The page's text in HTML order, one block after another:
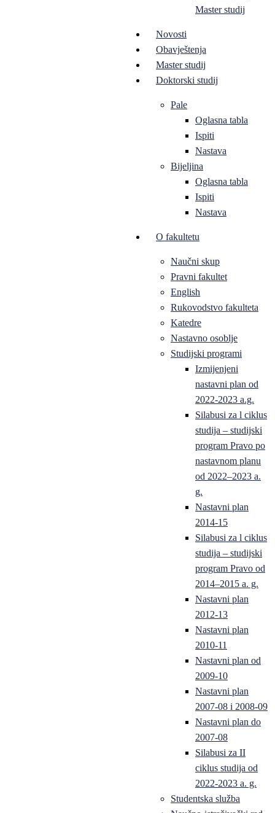
Master studij
Novosti
Obavještenja
Master studij
Doktorski studij
Pale
Oglasna tabla
Ispiti
Nastava
Bijeljina
Oglasna tabla
Ispiti
Nastava
O fakultetu
Naučni skup
Pravni fakultet
English
Rukovodstvo fakulteta
Katedre
Nastavno osoblje
Studijski programi
Izmijenjeni
nastavni plan od
2022-2023 a.g.
Silabusi za l ciklus
studija – studijski
program Pravo po
nastavnom planu
od 2022–2023 a.
g.
Nastavni plan
2014-15
Silabusi za l ciklus
studija – studijski
program Pravo od
2014–2015 a. g.
Nastavni plan
2012-13
Nastavni plan
2010-11
Nastavni plan od
2009-10
Nastavni plan
2007-08 i 2008-09
Nastavni plan do
2007-08
Silabusi za II
ciklus studija od
2022-2023 a. g.
Studentska služba